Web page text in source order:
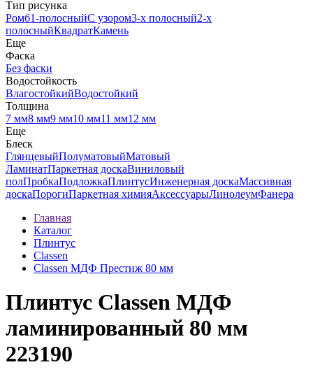
Тип рисунка
Ромб1-полосныйС узором3-х полосный2-х
полосныйКвадратКамень
Еще
Фаска
Без фаски
Водостойкость
ВлагостойкийВодостойкий
Толщина
7 мм8 мм9 мм10 мм11 мм12 мм
Еще
Блеск
ГлянцевыйПолуматовыйМатовый
ЛаминатПаркетная доскаВиниловый
полПробкаПодложкаПлинтусИнженерная доскаМассивная
доскаПорогиПаркетная химияАксессуарыЛинолеумФанера
Главная
Каталог
Плинтус
Classen
Classen МДФ Престиж 80 мм
Плинтус Classen МДФ
ламинированный 80 мм
223190